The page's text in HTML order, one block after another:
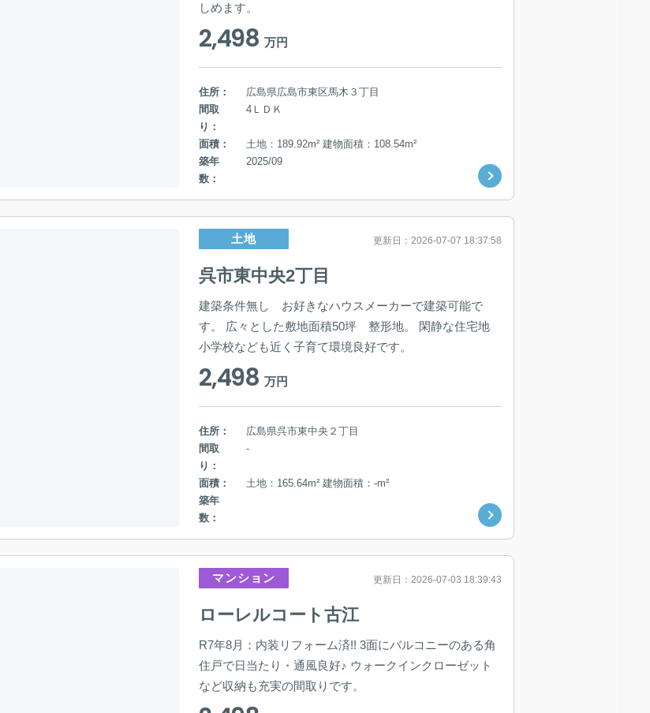
しめます。
2,498 万円
住所：
広島県広島市東区馬木３丁目
間取
り：
4ＬＤＫ
面積：
土地：189.92m² 建物面積：108.54m²
築年
数：
2025/09
土地 更新日：2026-07-07 18:37:58
呉市東中央2丁目
建築条件無し お好きなハウスメーカーで建築可能で
す。 広々とした敷地面積50坪 整形地。 閑静な住宅地
小学校なども近く子育て環境良好です。
2,498 万円
住所：
広島県呉市東中央２丁目
間取
り：
-
面積：
土地：165.64m² 建物面積：-m²
築年
数：
マンション 更新日：2026-07-03 18:39:43
ローレルコート古江
R7年8月：内装リフォーム済!! 3面にバルコニーのある角
住戸で日当たり・通風良好♪ ウォークインクローゼット
など収納も充実の間取りです。